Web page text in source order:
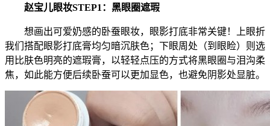
赵宝儿眼妆STEP1：黑眼圈遮瑕
想画出可爱奶感的卧蚕眼妆，眼影打底非常关键！上眼折
我们搭配眼影打底膏均匀暗沉肤色；下眼周处（到眼睑）则选
用比肤色明亮的遮瑕膏，以轻轻点压的方式将黑眼圈与泪沟柔
焦，如此能方便后续卧蚕可以更加显色，也避免阴影处显脏。